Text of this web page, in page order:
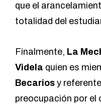
que el
totalidad del
Finalmente, La
Videla quien es
Becarios y
preocupación por el